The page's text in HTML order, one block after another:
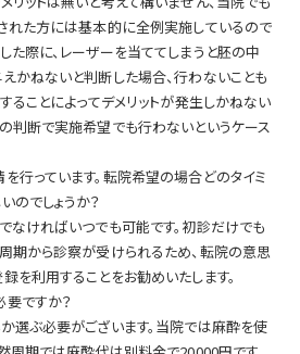
れた方には基本的に全例実施しているので
た際に、レーザーを当ててしまうと胚の中
かねないと判断した場合、行わないことも
ることによってデメリットが発生しかねない
判断で実施希望でも行わないというケース
っています。転院希望の場合どのタイミ
のでしょうか？
ければいつでも可能です。初診だけでも
期から診察が受けられるため、転院の意思
を利用することをお勧めいたします。
ですか？
ぶ必要がございます。当院では麻酔を使